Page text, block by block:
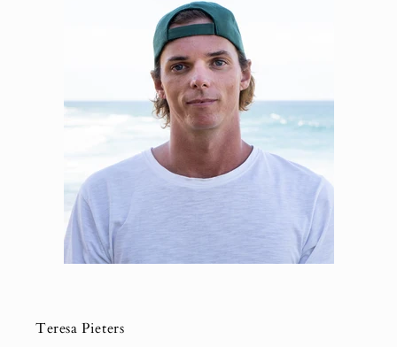
Teresa Pieters